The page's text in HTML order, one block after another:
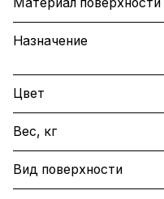
Материал поверхности
Назначение
Цвет
Вес, кг
Вид поверхности